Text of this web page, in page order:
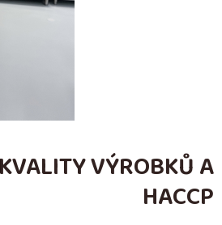
VÝROBKŮ A
HACCP